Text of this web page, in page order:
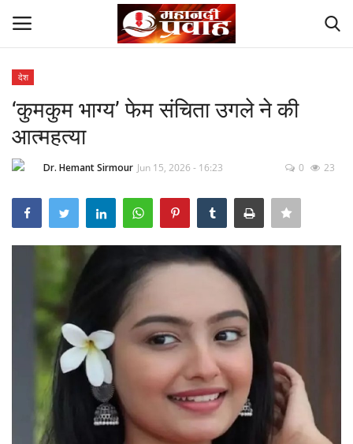
Home
टेक न्यूज
देश
‘कुमकुम भाग्य’ फेम संचिता उगले ने की
आत्महत्या
Dr. Hemant Sirmour Jun 15, 2026 - 16:23 0 23